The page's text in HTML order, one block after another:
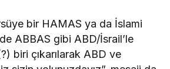
bir HAMAS ya da İslami
ABBAS gibi ABD/İsrail’le
biri çıkarılarak ABD ve